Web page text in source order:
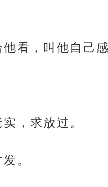
看，叫他自己
，求放过。
。